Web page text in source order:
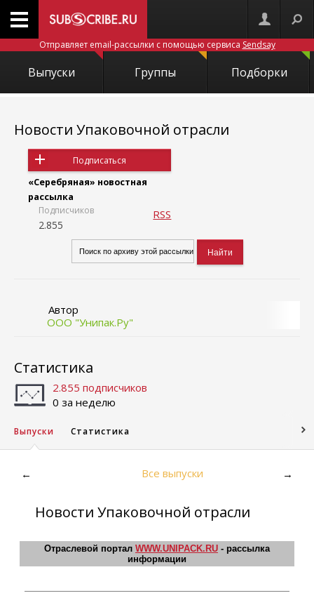
Отправляет email-рассылки с помощью сервиса Sendsay
Выпуски Группы Подборки
Новости Упаковочной отрасли
Подписаться
«Серебряная» новостная
рассылка
Подписчиков
2.855
RSS
Автор
ООО "Унипак.Ру"
Статистика
2.855 подписчиков
0 за неделю
Выпуски Статистика
← Все выпуски →
Новости Упаковочной отрасли
Отраслевой портал WWW.UNIPACK.RU - рассылка
информации